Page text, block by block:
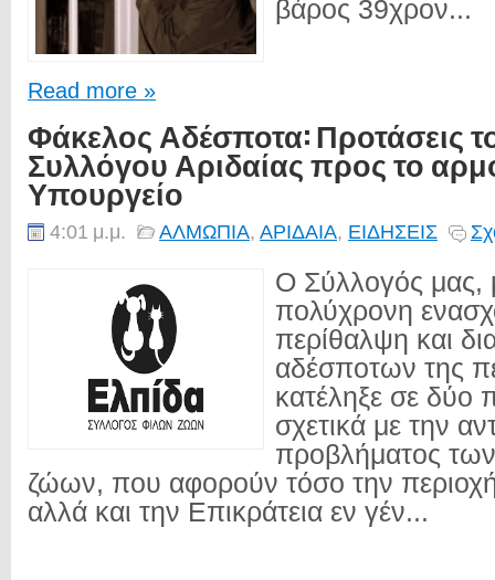
βάρος 39χρον...
Read more »
Φάκελος Αδέσποτα: Προτάσεις
Συλλόγου Αριδαίας προς το
Υπουργείο
4:01 μ.μ. ΑΛΜΩΠΙΑ, ΑΡΙΔΑΙΑ, ΕΙΔΗΣΕΙΣ
Ο Σύλλογός μας,
πολύχρονη
περίθαλψη και
αδέσποτων της
κατέληξε σε δύο
σχετικά με την
προβλήματος
ζώων, που αφορούν τόσο την
αλλά και την Επικράτεια εν γέν...